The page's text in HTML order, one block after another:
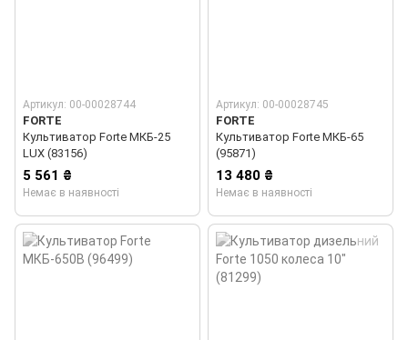
Артикул: 00-00028744
FORTE
Культиватор Forte МКБ-25
LUX (83156)
5 561 ₴
Немає в наявності
Артикул: 00-00028745
FORTE
Культиватор Forte МКБ-65
(95871)
13 480 ₴
Немає в наявності